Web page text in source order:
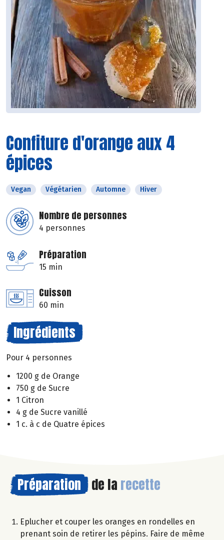
Confiture d'orange aux 4
épices
Vegan Végétarien Automne Hiver
Nombre de personnes
4 personnes
Préparation
15 min
Cuisson
60 min
Ingrédients
Pour 4 personnes
1200 g de Orange
750 g de Sucre
1 Citron
4 g de Sucre vanillé
1 c. à c de Quatre épices
Préparation de la recette
Eplucher et couper les oranges en rondelles en
prenant soin de retirer les pépins. Faire de même